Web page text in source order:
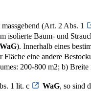
(Art. 2 Abs. 1
isolierte Baum- und
WaG). Innerhalb eines
eine andere
200-800 m2; b)
1 lit. c
WaG, so sind